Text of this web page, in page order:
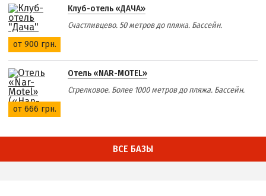
от 900 грн.
Клуб-отель «ДАЧА»
Счастливцево. 50 метров до пляжа. Бассейн.
от 666 грн.
Отель «NAR-MOTEL»
Стрелковое. Более 1000 метров до пляжа. Бассейн.
ВСЕ БАЗЫ